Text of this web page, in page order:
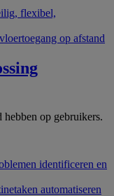
flexibel,
op afstand
op gebruikers.
identificeren en
automatiseren